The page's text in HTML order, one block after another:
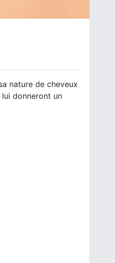
nature de cheveux
donneront un